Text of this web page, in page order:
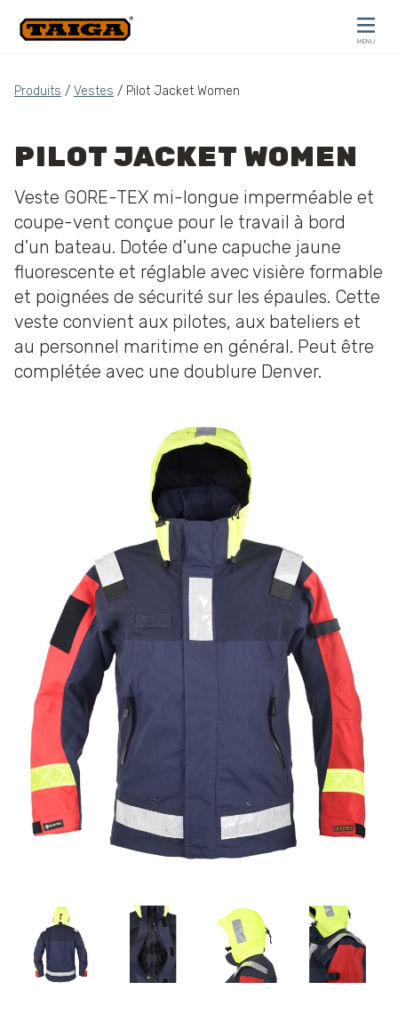
MENU
Produits / Vestes / Pilot Jacket Women
PILOT JACKET WOMEN
Veste GORE-TEX mi-longue imperméable et
coupe-vent conçue pour le travail à bord
d'un bateau. Dotée d'une capuche jaune
fluorescente et réglable avec visière formable
et poignées de sécurité sur les épaules. Cette
veste convient aux pilotes, aux bateliers et
au personnel maritime en général. Peut être
complétée avec une doublure Denver.